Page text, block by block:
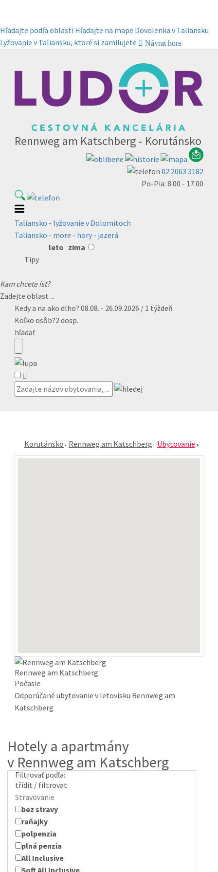
Hľadajte podľa oblasti Hľadajte na mape Dovolenka v Taliansku
Lyžovanie v Taliansku, ktoré si zamilujete
Návrat hore
Rennweg am Katschberg - Korutánsko
02 2063 3182
Po-Pia: 8.00 - 17.00
Taliansko - lyžovanie v Dolomitoch
Taliansko - more - hory - jazerá
leto zima
Tipy
Kam chcete ísť?
Zadejte oblast ...
Kedy a na ako dlho? 08.08. - 26.09.2026 / 1 týždeň
Koľko osôb?2 dosp.
hľadať
Korutánsko Rennweg am Katschberg Ubytovanie
Rennweg am Katschberg
Počasie
Odporúčané ubytovanie v letovisku Rennweg am
Katschberg
Hotely a apartmány
v Rennweg am Katschberg
Filtrovať podľa:
třídit / filtrovat
Stravovanie
bez stravy
raňajky
polpenzia
plná penzia
All Inclusive
Soft All Inclusive